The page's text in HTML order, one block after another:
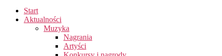
Start
Aktualności
Muzyka
Nagrania
Artyści